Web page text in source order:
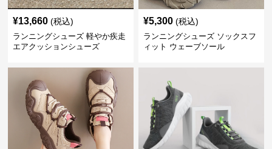
¥13,660 (税込)
ランニングシューズ 軽やか疾走
エアクッションシューズ
¥5,300 (税込)
ランニングシューズ ソックスフ
ィット ウェーブソール